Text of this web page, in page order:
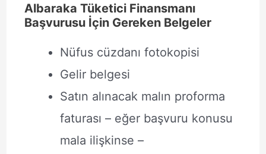
Albaraka Tüketici Finansmanı
Başvurusu İçin Gereken Belgeler
Nüfus cüzdanı fotokopisi
Gelir belgesi
Satın alınacak malın proforma
faturası – eğer başvuru konusu
mala ilişkinse –